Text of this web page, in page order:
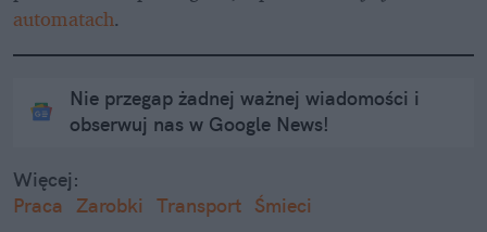
automatach.
Nie przegap żadnej ważnej wiadomości i
obserwuj nas w Google News!
Więcej:
Praca Zarobki Transport Śmieci